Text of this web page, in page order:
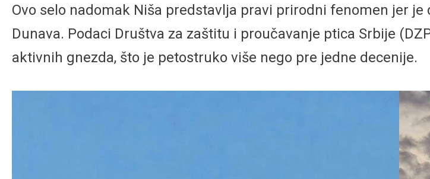
Ovo selo nadomak Niša predstavlja pravi prirodni fenomen jer
Dunava. Podaci Društva za zaštitu i proučavanje ptica Srbije
aktivnih gnezda, što je petostruko više nego pre jedne decenije.